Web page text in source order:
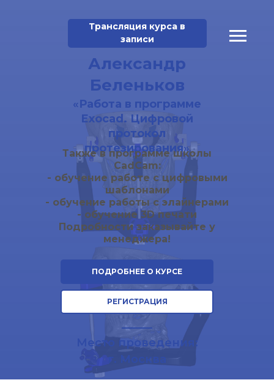
Александр
Беленьков
«Работа в программе
Exocad. Цифровой
протокол
протезирования»
Место проведения:
г. Москва
ПОДРОБНЕЕ О КУРСЕ
РЕГИСТРАЦИЯ
Трансляция курса в
записи
Также в программе школы
CadCam:
- обучение работе с цифровыми
шаблонами
- обучение работы с элайнерами
- обучение 3D печати
Подробности заказывайте у
менеджера!